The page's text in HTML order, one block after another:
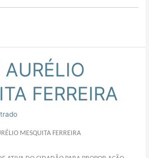
FERREIRA
MESQUITA FERREIRA